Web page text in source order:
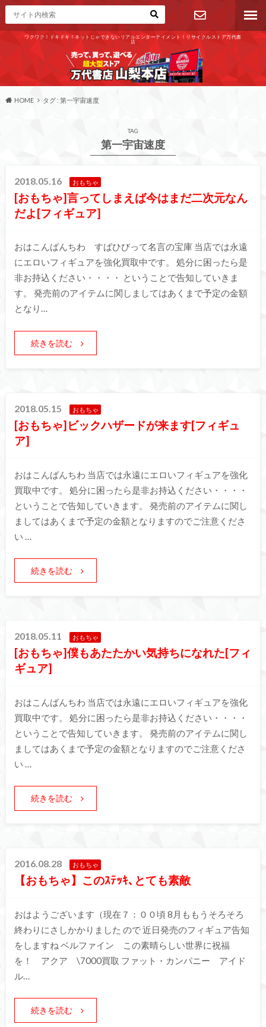
ワクワク！ドキドキ！ネットじゃできないリアルエンターテイメント！リサイクルストア万代書
店
お問い合わ
せ
HOME タグ : 第一宇宙速度
TAG
第一宇宙速度
2018.05.16 おもちゃ
[おもちゃ]言ってしまえば今はまだ二次元なん
だよ[フィギュア]
おはこんばんちわ すばひびって名言の宝庫 当店では永遠
にエロいフィギュアを強化買取中です。 処分に困ったら是
非お持込ください・・・・ ということで告知していきま
す。 発売前のアイテムに関しましてはあくまで予定の金額
となり…
続きを読む
2018.05.15 おもちゃ
[おもちゃ]ビックハザードが来ます[フィギュ
ア]
おはこんばんちわ 当店では永遠にエロいフィギュアを強化
買取中です。 処分に困ったら是非お持込ください・・・・
ということで告知していきます。 発売前のアイテムに関し
ましてはあくまで予定の金額となりますのでご注意くださ
い …
続きを読む
2018.05.11 おもちゃ
[おもちゃ]僕もあたたかい気持ちになれた[フィ
ギュア]
おはこんばんちわ 当店では永遠にエロいフィギュアを強化
買取中です。 処分に困ったら是非お持込ください・・・・
ということで告知していきます。 発売前のアイテムに関し
ましてはあくまで予定の金額となりますのでご注意くださ
い …
続きを読む
2016.08.28 おもちゃ
【おもちゃ】このｽﾃｯｷ､とても素敵
おはようございます（現在７：００頃 8月ももうそろそろ
終わりにさしかかりました ので 近日発売のフィギュア告知
をしますね ベルファイン この素晴らしい世界に祝福
を！ アクア \7000買取 ファット・カンパニー アイド
ル…
続きを読む